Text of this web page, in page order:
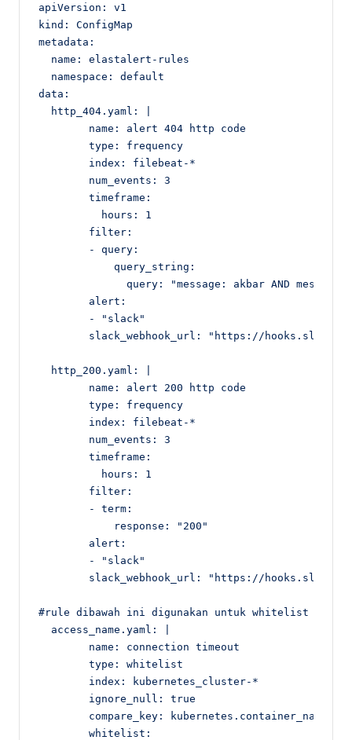
apiVersion: v1
kind: ConfigMap
metadata:
  name: elastalert-rules
  namespace: default
data:
  http_404.yaml: |
        name: alert 404 http code
        type: frequency
        index: filebeat-*
        num_events: 3
        timeframe:
          hours: 1
        filter:
        - query:
            query_string:
query: "message: akbar AND
        alert:
        - "slack"
slack_webhook_url: "https://
  http_200.yaml: |
        name: alert 200 http code
        type: frequency
        index: filebeat-*
        num_events: 3
        timeframe:
          hours: 1
        filter:
        - term:
            response: "200"
        alert:
        - "slack"
slack_webhook_url: "https://
#rule dibawah ini digunakan untuk whitelist alert,
  access_name.yaml: |
        name: connection timeout
        type: whitelist
        index: kubernetes_cluster-*
        ignore_null: true
        compare_key: kubernetes.container_name
        whitelist: